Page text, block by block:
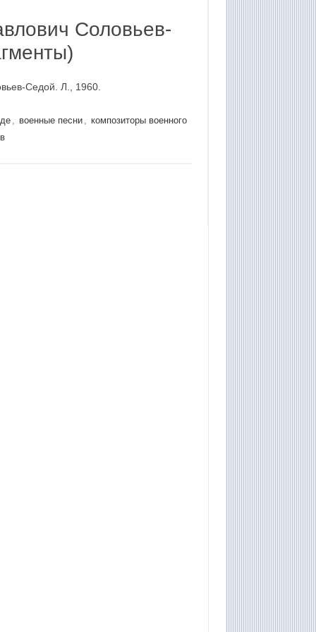
Соловьев-
Седой. Л., 1960.
, военные песни , композиторы военного